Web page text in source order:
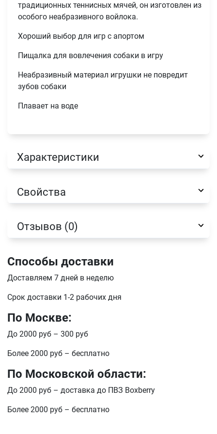
традиционных теннисных мячей, он изготовлен из
особого неабразивного войлока.
Хороший выбор для игр с апортом
Пищалка для вовлечения собаки в игру
Неабразивный материал игрушки не повредит
зубов собаки
Плавает на воде
Характеристики
Свойства
Отзывов (0)
Способы доставки
Доставляем 7 дней в неделю
Срок доставки 1-2 рабочих дня
По Москве:
До 2000 руб – 300 руб
Более 2000 руб – бесплатно
По Московской области:
До 2000 руб – доставка до ПВЗ Boxberry
Более 2000 руб – бесплатно
Оформить заказ
E-mail